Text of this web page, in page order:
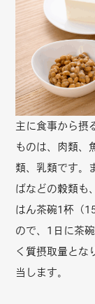
主に食事から摂
ものは、肉類、
類、乳類です。
ばなどの穀類も
はん茶碗1杯（
ので、1日に茶
く質摂取量とな
当します。